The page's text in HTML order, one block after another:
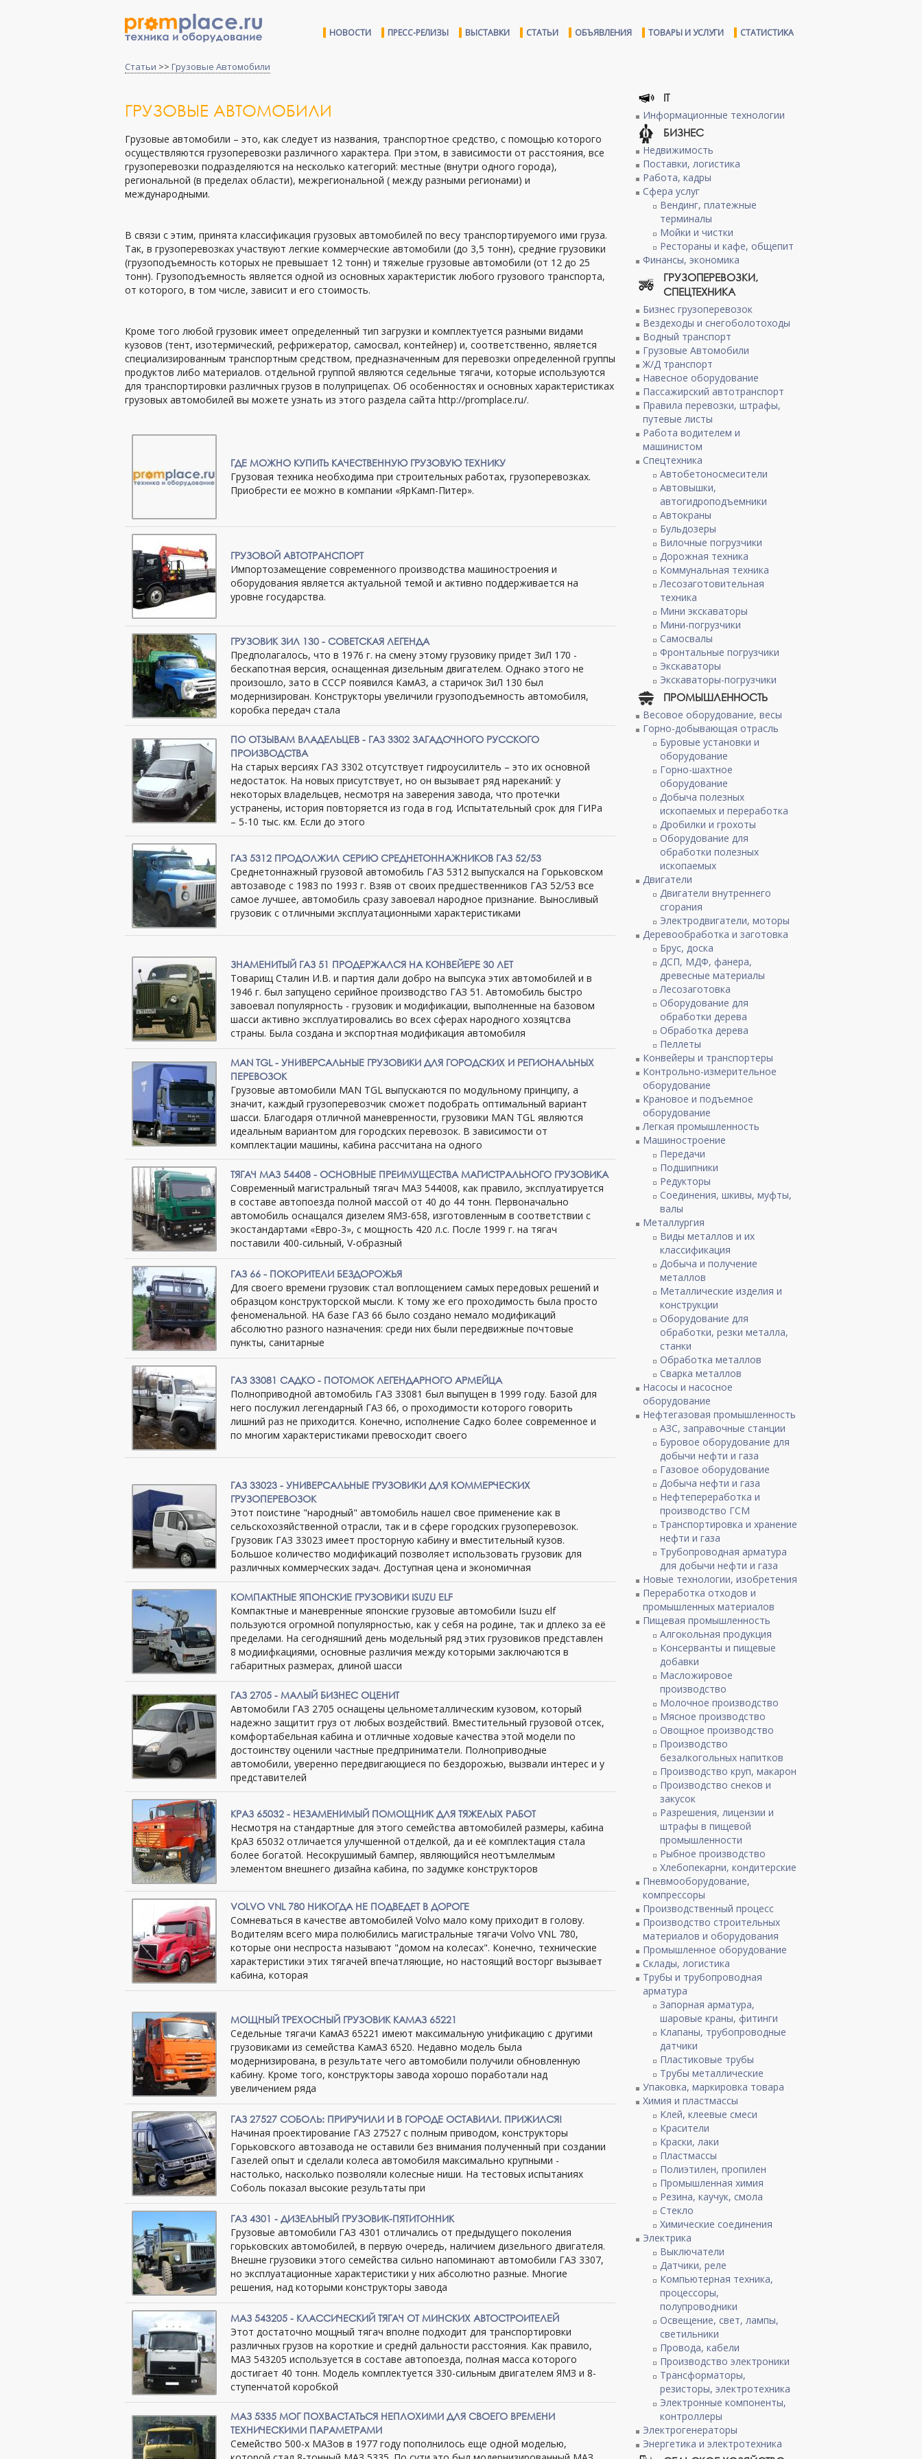
НОВОСТИ ПРЕСС-РЕЛИЗЫ ВЫСТАВКИ СТАТЬИ ОБЪЯВЛЕНИЯ ТОВАРЫ И УСЛУГИ СТАТИСТИКА
Статьи >> Грузовые Автомобили
ГРУЗОВЫЕ АВТОМОБИЛИ
Грузовые автомобили – это, как следует из названия, транспортное средство, с помощью которого
осуществляются грузоперевозки различного характера. При этом, в зависимости от расстояния, все
грузоперевозки подразделяются на несколько категорий: местные (внутри одного города),
региональной (в пределах области), межрегиональной ( между разными регионами) и
международными.
В связи с этим, принята классификация грузовых автомобилей по весу транспортируемого ими груза.
Так, в грузоперевозках участвуют легкие коммерческие автомобили (до 3,5 тонн), средние грузовики
(грузоподъемность которых не превышает 12 тонн) и тяжелые грузовые автомобили (от 12 до 25
тонн). Грузоподъемность является одной из основных характеристик любого грузового транспорта,
от которого, в том числе, зависит и его стоимость.
Кроме того любой грузовик имеет определенный тип загрузки и комплектуется разными видами
кузовов (тент, изотермический, рефрижератор, самосвал, контейнер) и, соответственно, является
специализированным транспортным средством, предназначенным для перевозки определенной группы
продуктов либо материалов. отдельной группой являются седельные тягачи, которые используются
для транспортировки различных грузов в полуприцепах. Об особенностях и основных характеристиках
грузовых автомобилей вы можете узнать из этого раздела сайта http://promplace.ru/.
ГДЕ МОЖНО КУПИТЬ КАЧЕСТВЕННУЮ ГРУЗОВУЮ ТЕХНИКУ
Грузовая техника необходима при строительных работах, грузоперевозках.
Приобрести ее можно в компании «ЯрКамп-Питер».
ГРУЗОВОЙ АВТОТРАНСПОРТ
Импортозамещение современного производства машиностроения и
оборудования является актуальной темой и активно поддерживается на
уровне государства.
ГРУЗОВИК ЗИЛ 130 - СОВЕТСКАЯ ЛЕГЕНДА
Предполагалось, что в 1976 г. на смену этому грузовику придет ЗиЛ 170 -
бескапотная версия, оснащенная дизельным двигателем. Однако этого не
произошло, зато в СССР появился КамАЗ, а старичок ЗиЛ 130 был
модернизирован. Конструкторы увеличили грузоподъемность автомобиля,
коробка передач стала
ПО ОТЗЫВАМ ВЛАДЕЛЬЦЕВ - ГАЗ 3302 ЗАГАДОЧНОГО РУССКОГО
ПРОИЗВОДСТВА
На старых версиях ГАЗ 3302 отсутствует гидроусилитель – это их основной
недостаток. На новых присутствует, но он вызывает ряд нареканий: у
некоторых владельцев, несмотря на заверения завода, что протечки
устранены, история повторяется из года в год. Испытательный срок для ГИРа
– 5-10 тыс. км. Если до этого
ГАЗ 5312 ПРОДОЛЖИЛ СЕРИЮ СРЕДНЕТОННАЖНИКОВ ГАЗ 52/53
Среднетоннажный грузовой автомобиль ГАЗ 5312 выпускался на Горьковском
автозаводе с 1983 по 1993 г. Взяв от своих предшественников ГАЗ 52/53 все
самое лучшее, автомобиль сразу завоевал народное признание. Выносливый
грузовик с отличными эксплуатационными характеристиками
ЗНАМЕНИТЫЙ ГАЗ 51 ПРОДЕРЖАЛСЯ НА КОНВЕЙЕРЕ 30 ЛЕТ
Товарищ Сталин И.В. и партия дали добро на выпсука этих автомобилей и в
1946 г. был запущено серийное производство ГАЗ 51. Автомобиль быстро
завоевал популярность - грузовик и модификации, выполненные на базовом
шасси активно эксплуатировались во всех сферах народного хозяцтсва
страны. Была создана и экспортная модификация автомобиля
MAN TGL - УНИВЕРСАЛЬНЫЕ ГРУЗОВИКИ ДЛЯ ГОРОДСКИХ И РЕГИОНАЛЬНЫХ
ПЕРЕВОЗОК
Грузовые автомобили MAN TGL выпускаются по модульному принципу, а
значит, каждый грузоперевозчик сможет подобрать оптимальный вариант
шасси. Благодаря отличной маневренности, грузовики MAN TGL являются
идеальным вариантом для городских перевозок. В зависимости от
комплектации машины, кабина рассчитана на одного
ТЯГАЧ МАЗ 54408 - ОСНОВНЫЕ ПРЕИМУЩЕСТВА МАГИСТРАЛЬНОГО ГРУЗОВИКА
Современный магистральный тягач МАЗ 544008, как правило, эксплуатируется
в составе автопоезда полной массой от 40 до 44 тонн. Первоначально
автомобиль оснащался дизелем ЯМЗ-658, изготовленным в соответствии с
экостандартами «Евро-3», с мощность 420 л.с. После 1999 г. на тягач
поставили 400-сильный, V-образный
ГАЗ 66 - ПОКОРИТЕЛИ БЕЗДОРОЖЬЯ
Для своего времени грузовик стал воплощением самых передовых решений и
образцом конструкторской мысли. К тому же его проходимость была просто
феноменальной. НА базе ГАЗ 66 было создано немало модификаций
абсолютно разного назначения: среди них были передвижные почтовые
пункты, санитарные
ГАЗ 33081 САДКО - ПОТОМОК ЛЕГЕНДАРНОГО АРМЕЙЦА
Полноприводной автомобиль ГАЗ 33081 был выпущен в 1999 году. Базой для
него послужил легендарный ГАЗ 66, о проходимости которого говорить
лишний раз не приходится. Конечно, исполнение Садко более современное и
по многим характеристиками превосходит своего
ГАЗ 33023 - УНИВЕРСАЛЬНЫЕ ГРУЗОВИКИ ДЛЯ КОММЕРЧЕСКИХ
ГРУЗОПЕРЕВОЗОК
Этот поистине "народный" автомобиль нашел свое применение как в
сельскохозяйственной отрасли, так и в сфере городских грузоперевозок.
Грузовик ГАЗ 33023 имеет просторную кабину и вместительный кузов.
Большое количество модификаций позволяет использовать грузовик для
различных коммерческих задач. Доступная цена и экономичная
КОМПАКТНЫЕ ЯПОНСКИЕ ГРУЗОВИКИ ISUZU ELF
Компактные и маневренные японские грузовые автомобили Isuzu elf
пользуются огромной популярностью, как у себя на родине, так и дплеко за её
пределами. На сегодняшний день модельный ряд этих грузовиков представлен
8 модиифкациями, основные различия между которыми заключаются в
габаритных размерах, длиной шасси
ГАЗ 2705 - МАЛЫЙ БИЗНЕС ОЦЕНИТ
Автомобили ГАЗ 2705 оснащены цельнометаллическим кузовом, который
надежно защитит груз от любых воздействий. Вместительный грузовой отсек,
комфортабельная кабина и отличные ходовые качества этой модели по
достоинству оценили частные предприниматели. Полноприводные
автомобили, уверенно передвигающиеся по бездорожью, вызвали интерес и у
представителей
КРАЗ 65032 - НЕЗАМЕНИМЫЙ ПОМОЩНИК ДЛЯ ТЯЖЕЛЫХ РАБОТ
Несмотря на стандартные для этого семейства автомобилей размеры, кабина
КрАЗ 65032 отличается улучшенной отделкой, да и её комплектация стала
более богатой. Несокрушимый бампер, являющийся неотъмлелмым
элементом внешнего дизайна кабина, по задумке конструкторов
VOLVO VNL 780 НИКОГДА НЕ ПОДВЕДЕТ В ДОРОГЕ
Сомневаться в качестве автомобилей Volvo мало кому приходит в голову.
Водителям всего мира полюбились магистральные тягачи Volvo VNL 780,
которые они неспроста называют "домом на колесах". Конечно, технические
характеристики этих тягачей впечатляющие, но настоящий восторг вызывает
кабина, которая
МОЩНЫЙ ТРЕХОСНЫЙ ГРУЗОВИК КАМАЗ 65221
Седельные тягачи КамАЗ 65221 имеют максимальную унификацию с другими
грузовиками из семейства КамАЗ 6520. Недавно модель была
модернизирована, в результате чего автомобили получили обновленную
кабину. Кроме того, конструкторы завода хорошо поработали над
увеличением ряда
ГАЗ 27527 СОБОЛЬ: ПРИРУЧИЛИ И В ГОРОДЕ ОСТАВИЛИ. ПРИЖИЛСЯ!
Начиная проектирование ГАЗ 27527 с полным приводом, конструкторы
Горьковского автозавода не оставили без внимания полученный при создании
Газелей опыт и сделали колеса автомобиля максимально крупными -
настолько, насколько позволяли колесные ниши. На тестовых испытаниях
Соболь показал высокие результаты при
ГАЗ 4301 - ДИЗЕЛЬНЫЙ ГРУЗОВИК-ПЯТИТОННИК
Грузовые автомобили ГАЗ 4301 отличались от предыдущего поколения
горьковских автомобилей, в первую очередь, наличием дизельного двигателя.
Внешне грузовики этого семейства сильно напоминают автомобили ГАЗ 3307,
но эксплуатационные характеристики у них абсолютно разные. Многие
решения, над которыми конструкторы завода
МАЗ 543205 - КЛАССИЧЕСКИЙ ТЯГАЧ ОТ МИНСКИХ АВТОСТРОИТЕЛЕЙ
Этот достаточно мощный тягач вполне подходит для транспортировки
различных грузов на короткие и среднй дальности расстояния. Как правило,
МАЗ 543205 используется в составе автопоезда, полная масса которого
достигает 40 тонн. Модель комплектуется 330-сильным двигателем ЯМЗ и 8-
ступенчатой коробкой
МАЗ 5335 МОГ ПОХВАСТАТЬСЯ НЕПЛОХИМИ ДЛЯ СВОЕГО ВРЕМЕНИ
ТЕХНИЧЕСКИМИ ПАРАМЕТРАМИ
Семейство 500-х МАЗов в 1977 году пополнилось еще одной моделью,
IT
Информационные технологии
БИЗНЕС
Недвижимость
Поставки, логистика
Работа, кадры
Сфера услуг
Вендинг, платежные
терминалы
Мойки и чистки
Рестораны и кафе, общепит
Финансы, экономика
ГРУЗОПЕРЕВОЗКИ,
СПЕЦТЕХНИКА
Бизнес грузоперевозок
Вездеходы и снегоболотоходы
Водный транспорт
Грузовые Автомобили
Ж/Д транспорт
Навесное оборудование
Пассажирский автотранспорт
Правила перевозки, штрафы,
путевые листы
Работа водителем и
машинистом
Спецтехника
Автобетоносмесители
Автовышки,
автогидроподъемники
Автокраны
Бульдозеры
Вилочные погрузчики
Дорожная техника
Коммунальная техника
Лесозаготовительная
техника
Мини экскаваторы
Мини-погрузчики
Самосвалы
Фронтальные погрузчики
Экскаваторы
Экскаваторы-погрузчики
ПРОМЫШЛЕННОСТЬ
Весовое оборудование, весы
Горно-добывающая отрасль
Буровые установки и
оборудование
Горно-шахтное
оборудование
Добыча полезных
ископаемых и переработка
Дробилки и грохоты
Оборудование для
обработки полезных
ископаемых
Двигатели
Двигатели внутреннего
сгорания
Электродвигатели, моторы
Деревообработка и заготовка
Брус, доска
ДСП, МДФ, фанера,
древесные материалы
Лесозаготовка
Оборудование для
обработки дерева
Обработка дерева
Пеллеты
Конвейеры и транспортеры
Контрольно-измерительное
оборудование
Крановое и подъемное
оборудование
Легкая промышленность
Машиностроение
Передачи
Подшипники
Редукторы
Соединения, шкивы, муфты,
валы
Металлургия
Виды металлов и их
классификация
Добыча и получение
металлов
Металлические изделия и
конструкции
Оборудование для
обработки, резки металла,
станки
Обработка металлов
Сварка металлов
Насосы и насосное
оборудование
Нефтегазовая промышленность
АЗС, заправочные станции
Буровое оборудование для
добычи нефти и газа
Газовое оборудование
Добыча нефти и газа
Нефтепереработка и
производство ГСМ
Транспортировка и хранение
нефти и газа
Трубопроводная арматура
для добычи нефти и газа
Новые технологии, изобретения
Переработка отходов и
промышленных материалов
Пищевая промышленность
Алгокольная продукция
Консерванты и пищевые
добавки
Масложировое
производство
Молочное производство
Мясное производство
Овощное производство
Производство
безалкогольных напитков
Производство круп, макарон
Производство снеков и
закусок
Разрешения, лицензии и
штрафы в пищевой
промышленности
Рыбное производство
Хлебопекарни, кондитерские
Пневмооборудование,
компрессоры
Производственный процесс
Производство строительных
материалов и оборудования
Промышленное оборудование
Склады, логистика
Трубы и трубопроводная
арматура
Запорная арматура,
шаровые краны, фитинги
Клапаны, трубопроводные
датчики
Пластиковые трубы
Трубы металлические
Упаковка, маркировка товара
Химия и пластмассы
Клей, клеевые смеси
Красители
Краски, лаки
Пластмассы
Полиэтилен, пропилен
Промышленная химия
Резина, каучук, смола
Стекло
Химические соединения
Электрика
Выключатели
Датчики, реле
Компьютерная техника,
процессоры,
полупроводники
Освещение, свет, лампы,
светильники
Провода, кабели
Производство электроники
Трансформаторы,
резисторы, электротехника
Электронные компоненты,
контроллеры
Электрогенераторы
Энергетика и электротехника